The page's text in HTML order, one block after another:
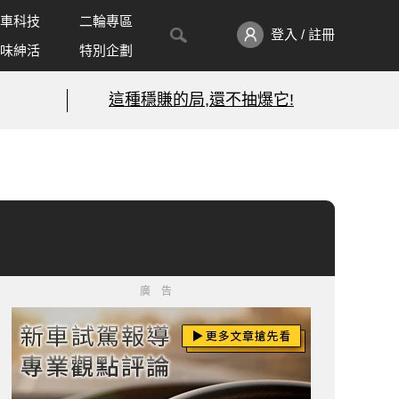
科技
二輪專區
紳活
特別企劃
登入 / 註冊
這種穩賺的局,還不抽爆它!
廣告